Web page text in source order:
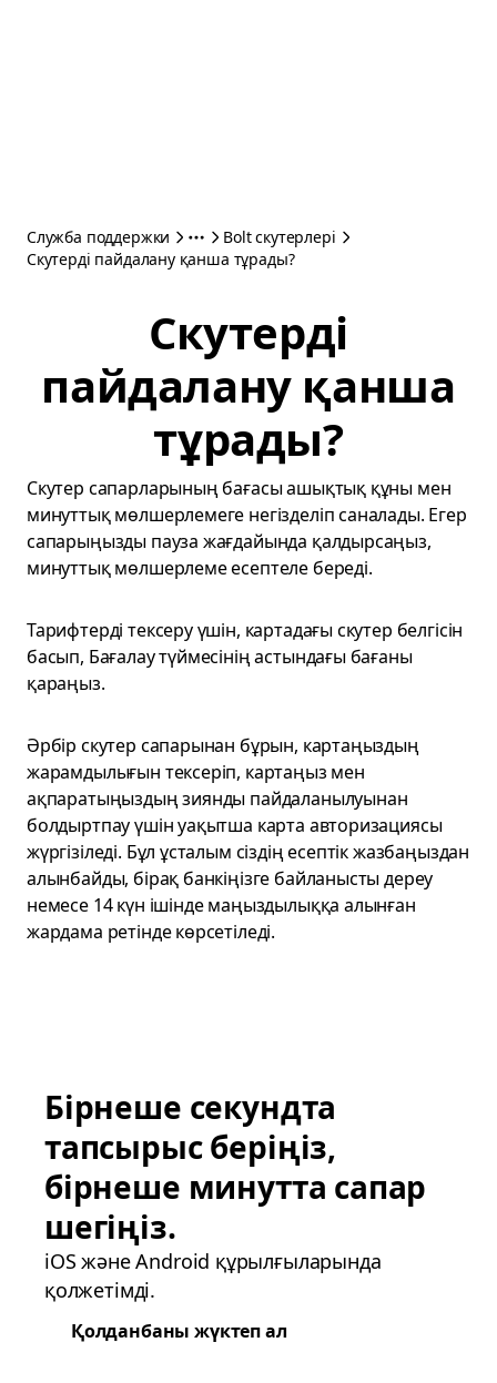
Служба поддержки
Bolt скутерлері
Скутерді пайдалану қанша тұрады?
Скутерді
пайдалану қанша
тұрады?
Скутер сапарларының бағасы ашықтық құны мен
минуттық мөлшерлемеге негізделіп саналады. Егер
сапарыңызды пауза жағдайында қалдырсаңыз,
минуттық мөлшерлеме есептеле береді.
Тарифтерді тексеру үшін, картадағы скутер белгісін
басып, Бағалау түймесінің астындағы бағаны
қараңыз.
Әрбір скутер сапарынан бұрын, картаңыздың
жарамдылығын тексеріп, картаңыз мен
ақпаратыңыздың зиянды пайдаланылуынан
болдыртпау үшін уақытша карта авторизациясы
жүргізіледі. Бұл ұсталым сіздің есептік жазбаңыздан
алынбайды, бірақ банкіңізге байланысты дереу
немесе 14 күн ішінде маңыздылыққа алынған
жардама ретінде көрсетіледі.
Бірнеше секундта
тапсырыс беріңіз,
бірнеше минутта сапар
шегіңіз.
iOS және Android құрылғыларында
қолжетімді.
Қолданбаны жүктеп ал